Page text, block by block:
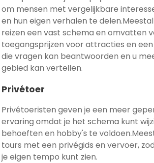
om mensen met vergelijkbare
en hun eigen verhalen te
reizen een vast schema en omvatten
toegangsprijzen voor attracties en een
die vragen kan beantwoorden en u
gebied kan vertellen.
Privétoer
Privétoeristen geven je een meer
ervaring omdat je het schema kunt
behoeften en hobby's te
tours met een privégids en vervoer,
je eigen tempo kunt zien.